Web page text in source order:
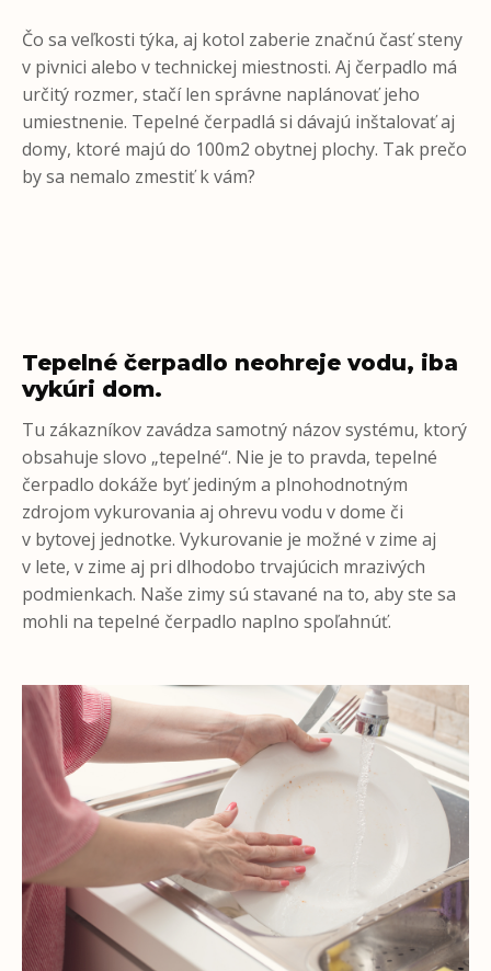
Čo sa veľkosti týka, aj kotol zaberie značnú časť steny
v pivnici alebo v technickej miestnosti. Aj čerpadlo má
určitý rozmer, stačí len správne naplánovať jeho
umiestnenie. Tepelné čerpadlá si dávajú inštalovať aj
domy, ktoré majú do 100m2 obytnej plochy. Tak prečo
by sa nemalo zmestiť k vám?
Tepelné čerpadlo neohreje vodu, iba
vykúri dom.
Tu zákazníkov zavádza samotný názov systému, ktorý
obsahuje slovo „tepelné“. Nie je to pravda, tepelné
čerpadlo dokáže byť jediným a plnohodnotným
zdrojom vykurovania aj ohrevu vodu v dome či
v bytovej jednotke. Vykurovanie je možné v zime aj
v lete, v zime aj pri dlhodobo trvajúcich mrazivých
podmienkach. Naše zimy sú stavané na to, aby ste sa
mohli na tepelné čerpadlo naplno spoľahnúť.